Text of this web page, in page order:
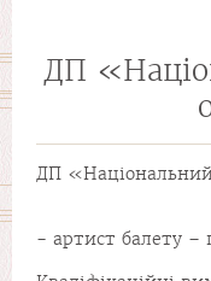
ДП
ДП
- артист балету –